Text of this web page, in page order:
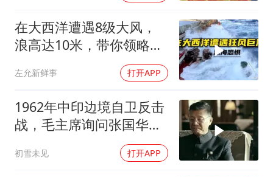
在大西洋遭遇8级大风，
浪高达10米，带你领略最
左允新鲜事 打开APP
1962年中印边境自卫反击
战，毛主席询问张国华能
初雪未见 打开APP